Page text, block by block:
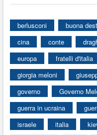
berlusconi buona
cina
conte
europa
fratelli d'italia
giorgia meloni
governo
Governo
guerra in ucraina
israele
italia